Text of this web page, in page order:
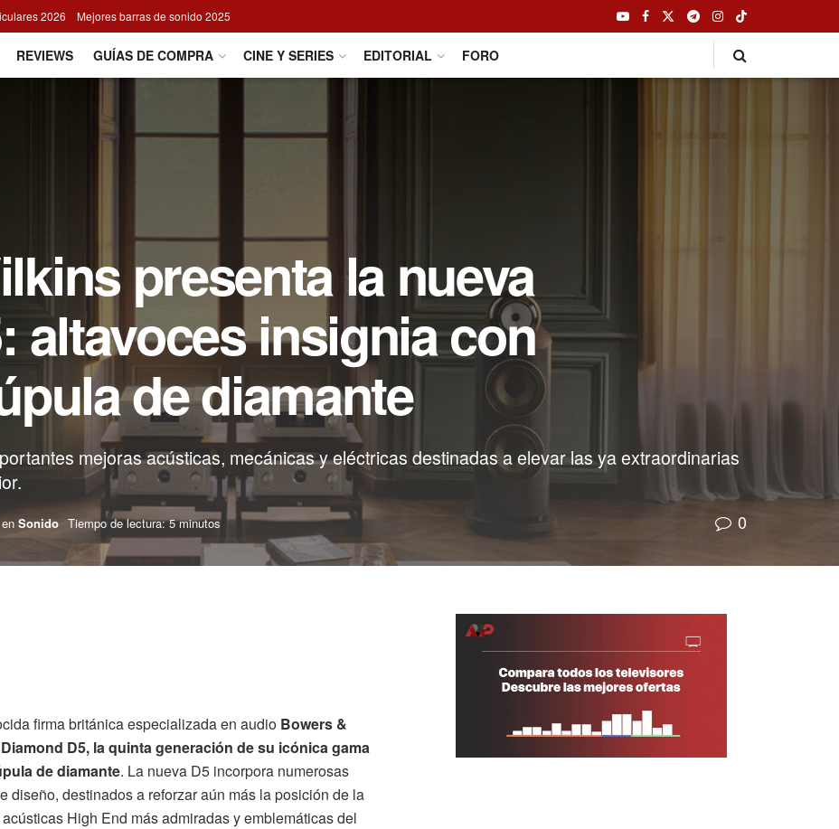
2026 Mejores barras de sonido 2025
REVIEWS GUÍAS DE COMPRA CINE Y SERIES EDITORIAL FORO
presenta la nueva
altavoces insignia con
de diamante
mejoras acústicas, mecánicas y eléctricas destinadas a elevar las ya extraordinarias
en Sonido Tiempo de lectura: 5 minutos 0
firma británica especializada en audio Bowers &
D5, la quinta generación de su icónica gama
de diamante. La nueva D5 incorpora numerosas
diseño, destinados a reforzar aún más la posición de la
High End más admiradas y emblemáticas del